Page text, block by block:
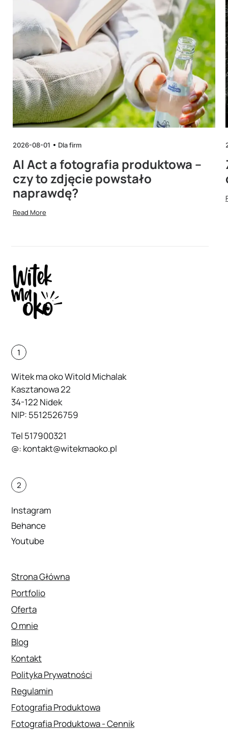
2026-08-01 Dla firm
AI Act a fotografia produktowa –
czy to zdjęcie powstało
naprawdę?
Read More
1
Witek ma oko Witold Michalak
Kasztanowa 22
34-122 Nidek
NIP: 5512526759
Tel 517900321
@: kontakt@witekmaoko.pl
2
Instagram
Behance
Youtube
Strona Główna
Portfolio
Oferta
O mnie
Blog
Kontakt
Polityka Prywatności
Regulamin
Fotografia Produktowa
Fotografia Produktowa - Cennik